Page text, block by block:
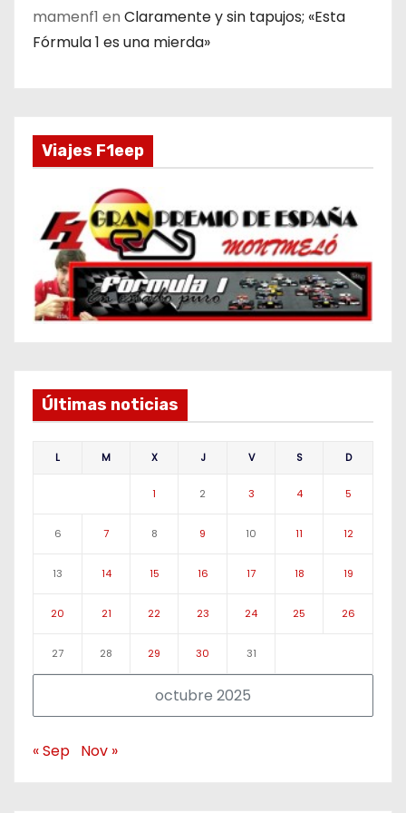
mamenf1 en Claramente y sin tapujos; «Esta
Fórmula 1 es una mierda»
Viajes F1eep
Últimas noticias
octubre 2025
L M X J V S D
1 2 3 4 5
6 7 8 9 10 11 12
13 14 15 16 17 18 19
20 21 22 23 24 25 26
27 28 29 30 31
« Sep Nov »